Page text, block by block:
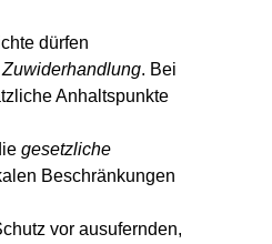
dürfen
Zuwiderhandlung. Bei
Anhaltspunkte
gesetzliche
Beschränkungen
vor ausufernden,